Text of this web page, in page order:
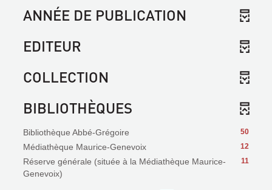
ANNÉE DE PUBLICATION
EDITEUR
COLLECTION
BIBLIOTHÈQUES
50
Bibliothèque Abbé-Grégoire
12
Médiathèque Maurice-Genevoix
11
Réserve générale (située à la Médiathèque Maurice-
Genevoix)